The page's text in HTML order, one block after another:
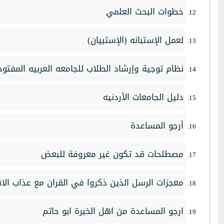
خطوات البحث العلمي
لعمل الإستبانه (الإستبيان)
نظام توجية وإرشاد الطلاب للجامعه العربيه
دليل الجامعات الأردنيه
أرجو المساعدة
مصطلحات قد تكون غير معروفة للبعض
معجزات الرسل الذين ذكروا في القران مع عذاب
ارجو المساعدة من اهل الخبرة ابو حاتم